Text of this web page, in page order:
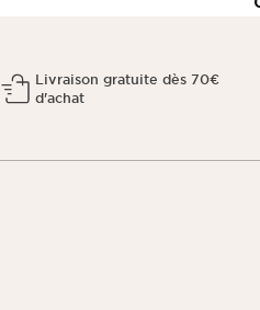
Livraison gratuite dès 70€
d'achat